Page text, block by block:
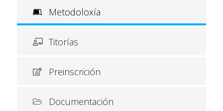
Metodoloxía
Titorías
Preinscrición
Documentación